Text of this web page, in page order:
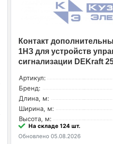
Контакт
1НЗ для устройств
сигнализации DEKraft
Артикул:
Бренд:
Длина, м:
Ширина, м:
Высота, м:
На складе 124 шт.
Обновлено 05.08.2026